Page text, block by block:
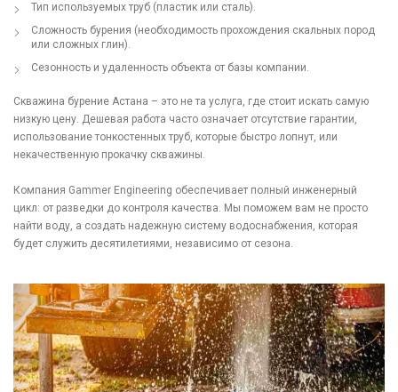
Тип используемых труб (пластик или сталь).
Сложность бурения (необходимость прохождения скальных пород
или сложных глин).
Сезонность и удаленность объекта от базы компании.
Скважина бурение Астана – это не та услуга, где стоит искать самую
низкую цену. Дешевая работа часто означает отсутствие гарантии,
использование тонкостенных труб, которые быстро лопнут, или
некачественную прокачку скважины.
Компания Gammer Engineering обеспечивает полный инженерный
цикл: от разведки до контроля качества. Мы поможем вам не просто
найти воду, а создать надежную систему водоснабжения, которая
будет служить десятилетиями, независимо от сезона.